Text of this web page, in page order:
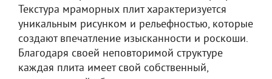
Текстура мраморных плит характеризуется
уникальным рисунком и рельефностью, которые
создают впечатление изысканности и роскоши.
Благодаря своей неповторимой структуре
каждая плита имеет свой собственный,